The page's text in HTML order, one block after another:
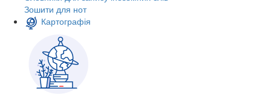
Зошити для нот
Картографія